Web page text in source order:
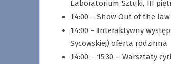
Laboratorium Sztuki, III
14:00 – Show Out of the
14:00 – Interaktywny
Sycowskiej) oferta rodzinna
14:00 – 15:30 – Warsztaty